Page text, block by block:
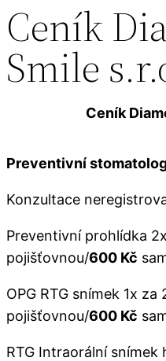
Ceník
Smile
Ceník
Preventivní
Konzultace
Preventivní prohlídka
pojišťovnou/600 Kč
OPG RTG snímek 1x
pojišťovnou/600 Kč
RTG Intraorální